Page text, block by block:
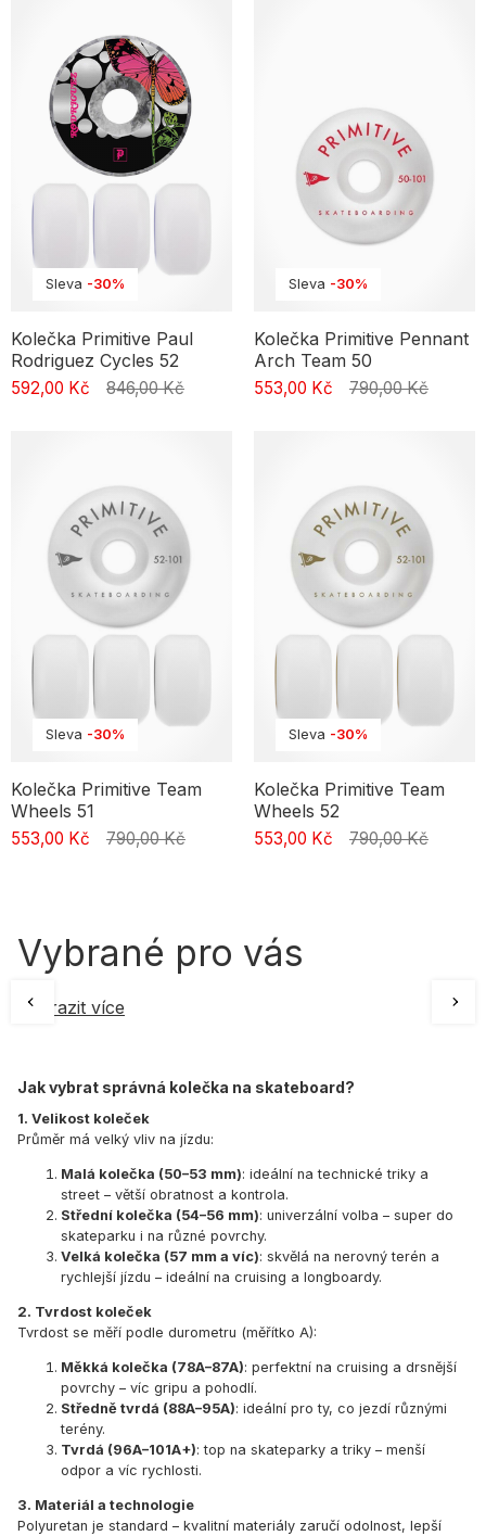
Sleva -30%
Kolečka Primitive Paul
Rodriguez Cycles 52
592,00 Kč 846,00 Kč
Sleva -30%
Kolečka Primitive Pennant
Arch Team 50
553,00 Kč 790,00 Kč
Sleva -30%
Kolečka Primitive Team
Wheels 51
553,00 Kč 790,00 Kč
Sleva -30%
Kolečka Primitive Team
Wheels 52
553,00 Kč 790,00 Kč
Vybrané pro vás
Zobrazit více
Jak vybrat správná kolečka na skateboard?
1. Velikost koleček
Průměr má velký vliv na jízdu:
Malá kolečka (50–53 mm): ideální na technické triky a
street – větší obratnost a kontrola.
Střední kolečka (54–56 mm): univerzální volba – super do
skateparku i na různé povrchy.
Velká kolečka (57 mm a víc): skvělá na nerovný terén a
rychlejší jízdu – ideální na cruising a longboardy.
2. Tvrdost koleček
Tvrdost se měří podle durometru (měřítko A):
Měkká kolečka (78A–87A): perfektní na cruising a drsnější
povrchy – víc gripu a pohodlí.
Středně tvrdá (88A–95A): ideální pro ty, co jezdí různými
terény.
Tvrdá (96A–101A+): top na skateparky a triky – menší
odpor a víc rychlosti.
3. Materiál a technologie
Polyuretan je standard – kvalitní materiály zaručí odolnost, lepší